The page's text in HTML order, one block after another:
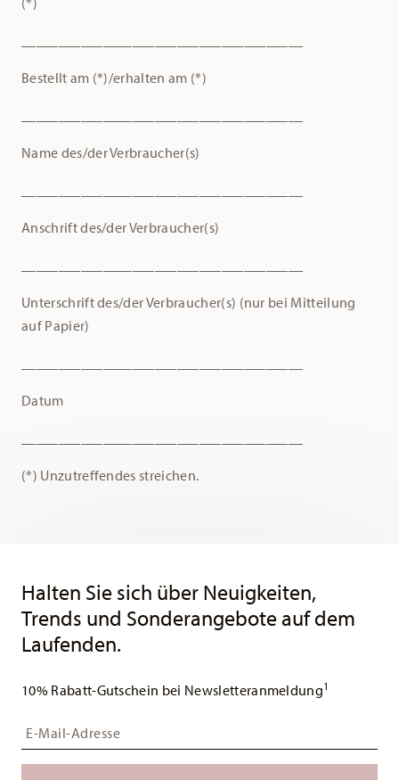
Bestellt am (*)/erhalten am (*)
Name des/der Verbraucher(s)
Anschrift des/der Verbraucher(s)
Unterschrift des/der Verbraucher(s) (nur bei Mitteilung
auf Papier)
Datum
(*) Unzutreffendes streichen.
Halten Sie sich über Neuigkeiten,
Trends und Sonderangebote auf dem
Laufenden.
10% Rabatt-Gutschein bei Newsletteranmeldung1